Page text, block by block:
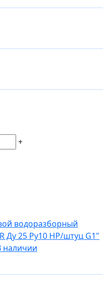
+
водоразборный
Ду 25 Ру10 НР/штуц G1"
наличии